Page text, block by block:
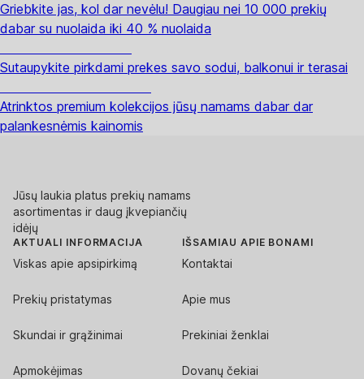
Griebkite jas, kol dar nevėlu! Daugiau nei 10 000 prekių
dabar su nuolaida iki 40 % nuolaida
Sutaupykite pirkdami prekes savo sodui, balkonui ir terasai
Atrinktos premium kolekcijos jūsų namams dabar dar
palankesnėmis kainomis
Jūsų laukia platus prekių namams
asortimentas ir daug įkvepiančių
idėjų
AKTUALI INFORMACIJA
Viskas apie apsipirkimą
Prekių pristatymas
Skundai ir grąžinimai
Apmokėjimas
IŠSAMIAU APIE BONAMI
Kontaktai
Apie mus
Prekiniai ženklai
Dovanų čekiai